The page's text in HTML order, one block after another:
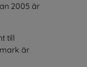
2005 är
till
är